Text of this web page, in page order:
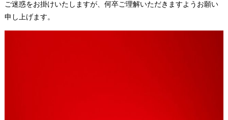
ご迷惑をお掛けいたしますが、何卒ご理解いただきますようお願い
申し上げます。